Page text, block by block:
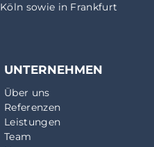
Köln sowie in Frankfurt
UNTERNEHMEN
Über uns
Referenzen
Leistungen
Team